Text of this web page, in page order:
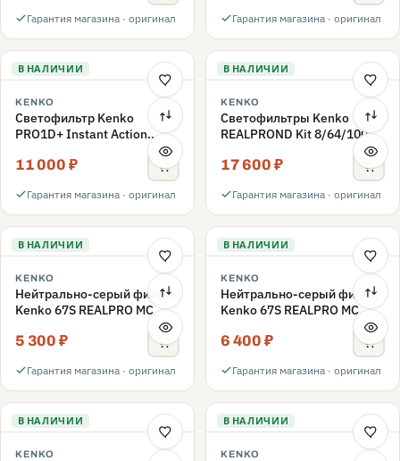
Гарантия магазина · оригинал Гарантия магазина · оригинал
В НАЛИЧИИ
KENKO
Светофильтр Kenko
PRO1D+ Instant Action
Variable NDX3-450+C-PL
переменной плотности
11 000 ₽
Гарантия магазина · оригинал
В НАЛИЧИИ
KENKO
Светофильтры Kenko
REALPROND Kit 8/64/1000
17 600 ₽
Гарантия магазина · оригинал
В НАЛИЧИИ
KENKO
Нейтрально-серый фильтр
Kenko 67S REALPRO MC
5 300 ₽
Гарантия магазина · оригинал
В НАЛИЧИИ
KENKO
Нейтрально-серый фильтр
Kenko 67S REALPRO MC
6 400 ₽
Гарантия магазина · оригинал
В НАЛИЧИИ
KENKO
В НАЛИЧИИ
KENKO